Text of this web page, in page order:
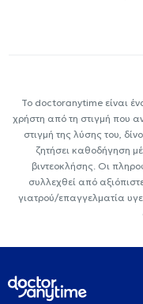
Το doctoranytime είναι
χρήστη από τη στιγμή που
στιγμή της λύσης του,
ζητήσει καθοδήγηση
βιντεοκλήσης. Οι
συλλεχθεί από
γιατρού/επαγγελματία